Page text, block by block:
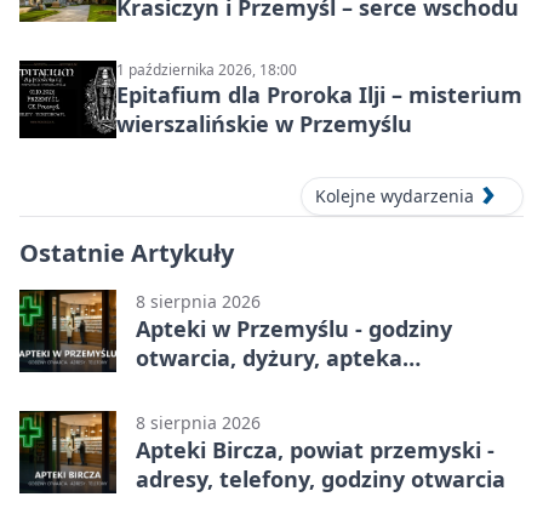
Krasiczyn i Przemyśl – serce wschodu
1 października 2026, 18:00
Epitafium dla Proroka Ilji – misterium
wierszalińskie w Przemyślu
Kolejne wydarzenia
Ostatnie Artykuły
8 sierpnia 2026
Apteki w Przemyślu - godziny
otwarcia, dyżury, apteka
8 sierpnia 2026
Apteki Bircza, powiat przemyski -
adresy, telefony, godziny otwarcia